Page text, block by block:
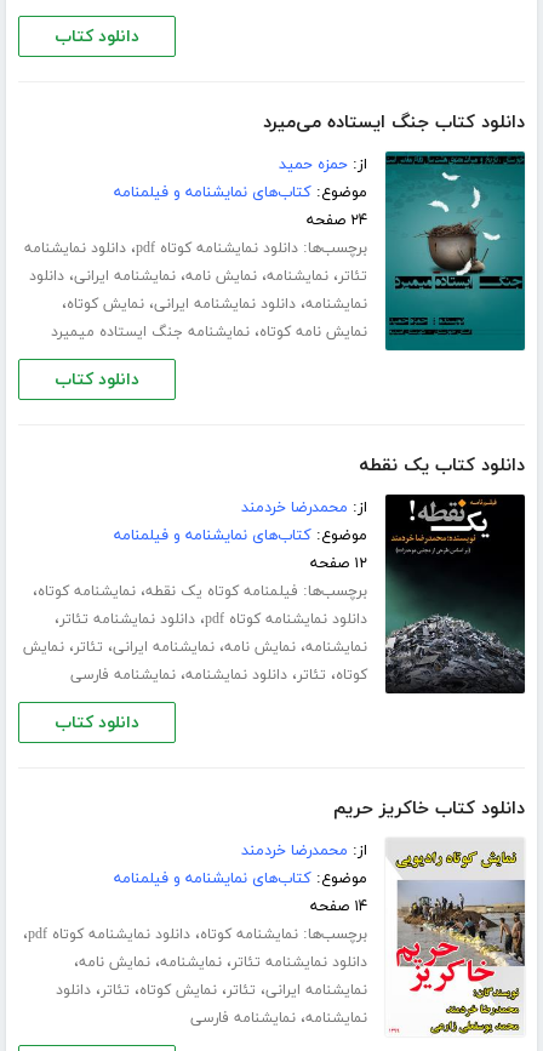
دانلود کتاب
دانلود کتاب جنگ ایستاده می‌میرد
از:حمزه حمید
موضوع:کتاب‌های نمایشنامه و فیلمنامه
۲۴ صفحه
برچسب‌ها:دانلود نمایشنامه کوتاه pdf ،دانلود نمایشنامه
تئاتر،نمایشنامه،نمایش نامه،نمایشنامه ایرانی،دانلود
نمایشنامه،دانلود نمایشنامه ایرانی،نمایش کوتاه،
نمایش نامه کوتاه،نمایشنامه جنگ ایستاده میمیرد
دانلود کتاب
دانلود کتاب یک نقطه
از: محمدرضا خردمند
موضوع:کتاب‌های نمایشنامه و فیلمنامه
۱۲ صفحه
برچسب‌ها: فیلمنامه کوتاه یک نقطه،نمایشنامه کوتاه،
دانلود نمایشنامه کوتاه pdf ،دانلود نمایشنامه تئاتر،
نمایشنامه،نمایش نامه،نمایشنامه ایرانی، تئاتر،نمایش
کوتاه، تئاتر،دانلود نمایشنامه،نمایشنامه فارسی
دانلود کتاب
دانلود کتاب خاکریز حریم
از: محمدرضا خردمند
موضوع:کتاب‌های نمایشنامه و فیلمنامه
۱۴ صفحه
برچسب‌ها:نمایشنامه کوتاه،دانلود نمایشنامه کوتاه pdf ،
دانلود نمایشنامه تئاتر،نمایشنامه،نمایش نامه،
نمایشنامه ایرانی، تئاتر،نمایش کوتاه، تئاتر،دانلود
نمایشنامه،نمایشنامه فارسی